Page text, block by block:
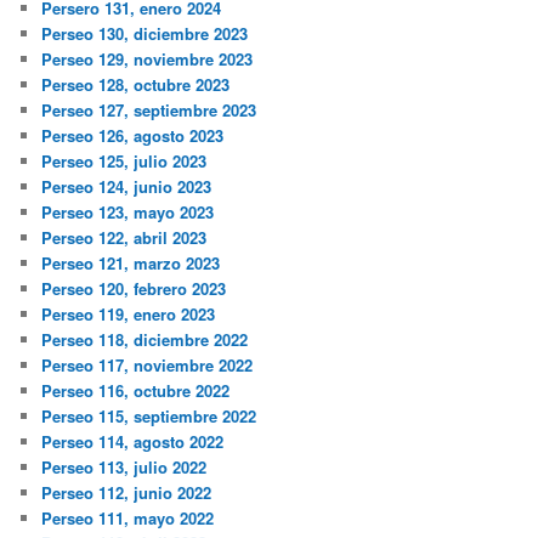
Persero 131, enero 2024
Perseo 130, diciembre 2023
Perseo 129, noviembre 2023
Perseo 128, octubre 2023
Perseo 127, septiembre 2023
Perseo 126, agosto 2023
Perseo 125, julio 2023
Perseo 124, junio 2023
Perseo 123, mayo 2023
Perseo 122, abril 2023
Perseo 121, marzo 2023
Perseo 120, febrero 2023
Perseo 119, enero 2023
Perseo 118, diciembre 2022
Perseo 117, noviembre 2022
Perseo 116, octubre 2022
Perseo 115, septiembre 2022
Perseo 114, agosto 2022
Perseo 113, julio 2022
Perseo 112, junio 2022
Perseo 111, mayo 2022